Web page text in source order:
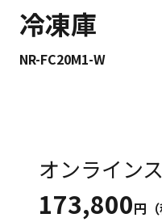
冷凍庫
NR-FC20M1-W
オンライン
173,800円（